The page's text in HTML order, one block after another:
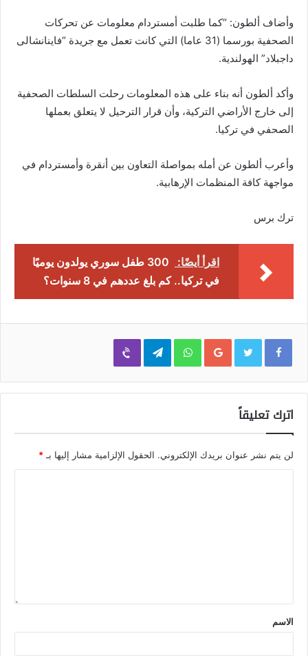
وأضاف ألطون: “كما طلبت أمستردام معلومات عن تحركات
الصحفية بورسما (31 عاما) التي كانت تعمل مع جريدة “فاينانشالى
داجبلاد” الهولندية.
وأكد ألطون أنه بناء على هذه المعلومات رحلت السلطات الصحفية
إلى خارج الأراضي التركية، وأن قرار الترحيل لا يتعلق بعملها
الصحفي في تركيا.
وأعرب ألطون عن أمله بمواصلة التعاون بين أنقرة وأمستردام في
مواجهة كافة المنظمات الإرهابية.
ترك برس
اقرأ أيضًا:
300 طفل سوري يولدون يوميًا
في تركيا.. كم بلغ عددهم في 8 سنوات؟
Google+
WhatsApp
Telegram
Viber
اترك تعليقاً
لن يتم نشر عنوان بريدك الإلكتروني. الحقول الإلزامية مشار إليها بـ *
الاسم